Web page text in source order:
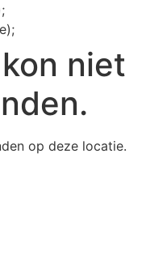
niet
op deze locatie.